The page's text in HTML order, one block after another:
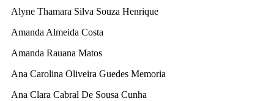
Alyne Thamara Silva Souza Henrique
Amanda Almeida Costa
Amanda Rauana Matos
Ana Carolina Oliveira Guedes Memoria
Ana Clara Cabral De Sousa Cunha